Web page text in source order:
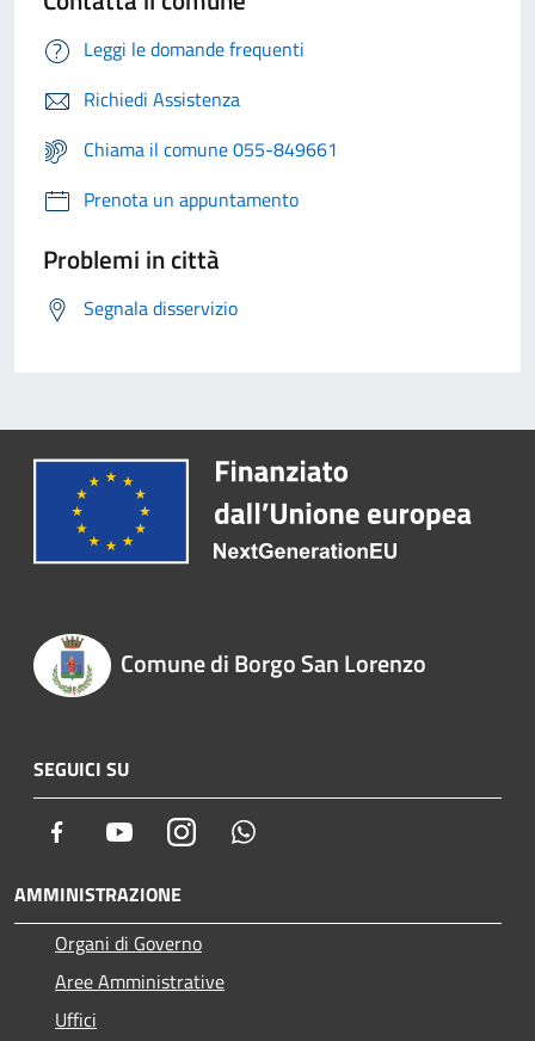
Leggi le domande frequenti
Richiedi Assistenza
Chiama il comune 055-849661
Prenota un appuntamento
Problemi in città
Segnala disservizio
Comune di Borgo San Lorenzo
SEGUICI SU
Facebook YoutubeInstagram
AMMINISTRAZIONE
Organi di Governo
Aree Amministrative
Uffici